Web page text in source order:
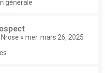
générale
Nrose « mer. mars 26, 2025